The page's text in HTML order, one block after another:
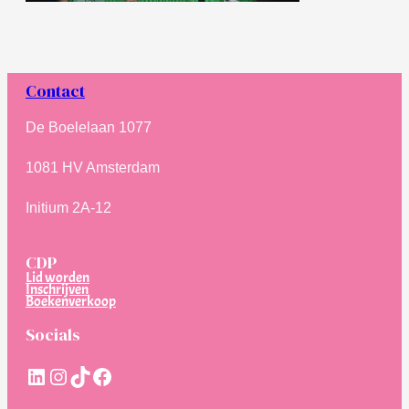
Contact
De Boelelaan 1077
1081 HV Amsterdam
Initium 2A-12
CDP
Lid worden
Inschrijven
Boekenverkoop
Socials
LinkedIn
Instagram
TikTokFacebook